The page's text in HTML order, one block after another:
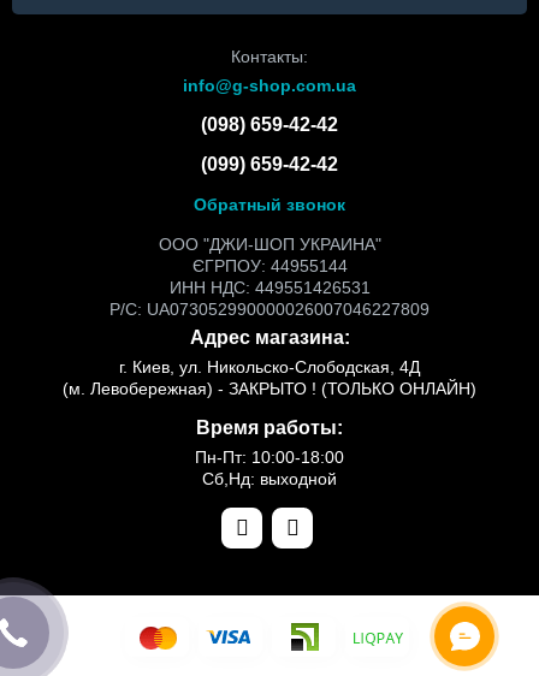
Контакты:
info@g-shop.com.ua
(098) 659-42-42
(099) 659-42-42
Обратный звонок
ООО "ДЖИ-ШОП УКРАИНА"
ЄГРПОУ: 44955144
ИНН НДС: 449551426531
Р/С: UA073052990000026007046227809
Адрес магазина:
г. Киев, ул. Никольско-Слободская, 4Д
(м. Левобережная) - ЗАКРЫТО ! (ТОЛЬКО ОНЛАЙН)
Время работы:
Пн-Пт: 10:00-18:00
Сб,Нд: выходной